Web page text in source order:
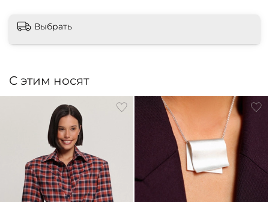
обычная
сегодня
стоимости,
остальное
— тремя
платежами
раз в две
недели.
Заказ от
500 ₽ до 70
Выбрать
С этим носят